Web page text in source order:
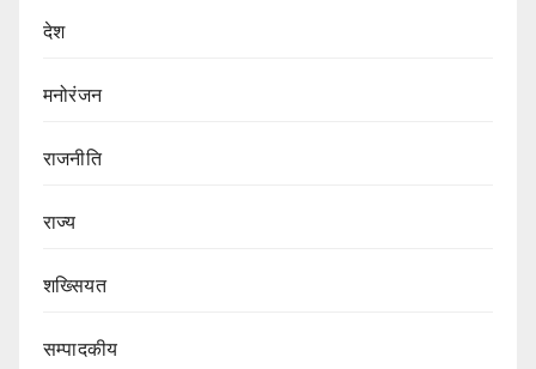
देश
मनोरंजन
राजनीति
राज्य
शख्सियत
सम्पादकीय